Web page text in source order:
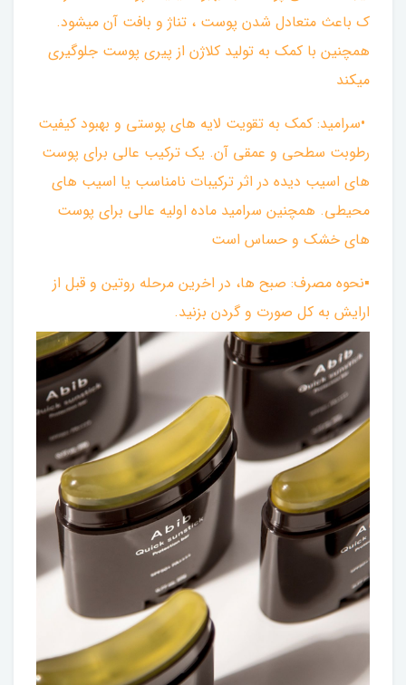
ک باعث متعادل شدن پوست ، تناژ و بافت آن میشود.
همچنین با کمک‌ به تولید کلاژن از پیری پوست جلوگیری
میکند
•سرامید: کمک به تقویت لایه های پوستی و بهبود کیفیت
رطوبت سطحی و عمقی آن. یک ترکیب عالی برای پوست
های اسیب دیده در اثر ترکیبات نامناسب یا اسیب های
محیطی. همچنین سرامید ماده اولیه عالی برای پوست
های خشک و حساس است
▪︎نحوه مصرف: صبح ها، در اخرین مرحله روتین و قبل از
ارایش به کل صورت و گردن بزنید.